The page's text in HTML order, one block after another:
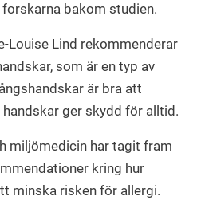
bakom studien.
Louise Lind rekommenderar
som är en typ av
är bra att
ger skydd för alltid.
miljömedicin har tagit fram
kring hur
minska risken för allergi.